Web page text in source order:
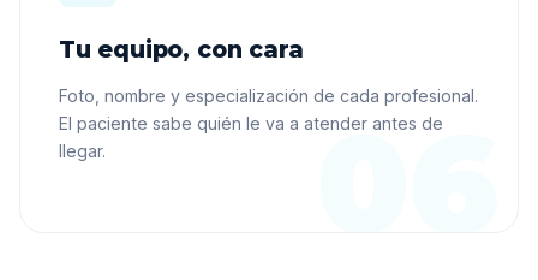
Tu equipo, con cara
Foto, nombre y especialización de cada profesional.
El paciente sabe quién le va a atender antes de
llegar.